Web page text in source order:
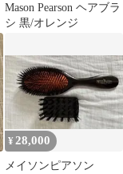
Mason Pearson ヘアブラ
シ 黒/オレンジ
¥28,000
メイソンピアソン